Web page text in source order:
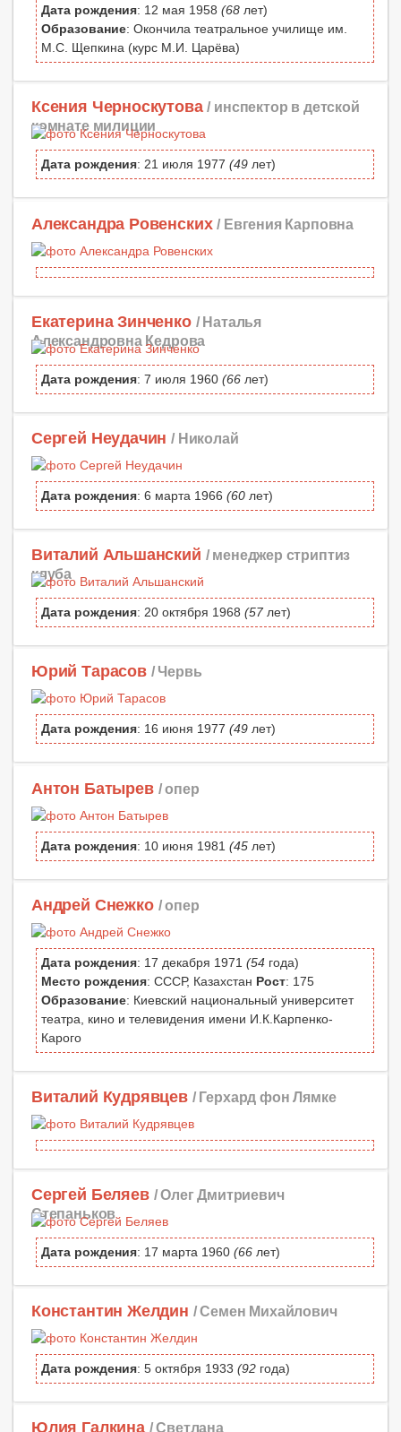
Дата рождения: 12 мая 1958 (68 лет)
Образование: Окончила театральное училище им.
М.С. Щепкина (курс М.И. Царёва)
Ксения Черноскутова / инспектор в детской
комнате милиции
Дата рождения: 21 июля 1977 (49 лет)
Александра Ровенских / Евгения Карповна
Екатерина Зинченко / Наталья
Александровна Кедрова
Дата рождения: 7 июля 1960 (66 лет)
Сергей Неудачин / Николай
Дата рождения: 6 марта 1966 (60 лет)
Виталий Альшанский / менеджер стриптиз
клуба
Дата рождения: 20 октября 1968 (57лет)
Юрий Тарасов / Червь
Дата рождения: 16 июня 1977 (49 лет)
Антон Батырев / опер
Дата рождения: 10 июня 1981 (45 лет)
Андрей Снежко / опер
Дата рождения: 17 декабря 1971 (54 года)
Место рождения: СССР, Казахстан Рост: 175
Образование: Киевский национальный университет
театра, кино и телевидения имени И.К.Карпенко-
Карого
Виталий Кудрявцев / Герхард фон Лямке
Сергей Беляев / Олег Дмитриевич
Степаньков
Дата рождения: 17 марта 1960 (66 лет)
Константин Желдин / Семен Михайлович
Дата рождения: 5 октября 1933 (92 года)
Юлия Галкина / Светлана